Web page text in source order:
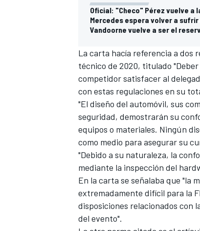
WRC
Oficial: "Checo" Pérez vuelve a
Mercedes espera volver a
Vandoorne vuelve a ser el
La carta hacía referencia a dos
técnico de 2020, titulado
competidor satisfacer al
con estas regulaciones en su
"El diseño del automóvil, sus
seguridad, demostrarán su
equipos o materiales. Ningún
como medio para asegurar su
"Debido a su naturaleza, la
mediante la inspección del
En la carta se señalaba que "la
extremadamente difícil para la
disposiciones relacionados con
del evento".